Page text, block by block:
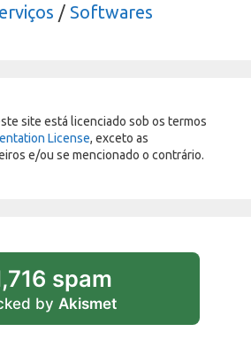
/ Softwares
site está licenciado sob os termos
License, exceto as
e/ou se mencionado o contrário.
spam
by Akismet